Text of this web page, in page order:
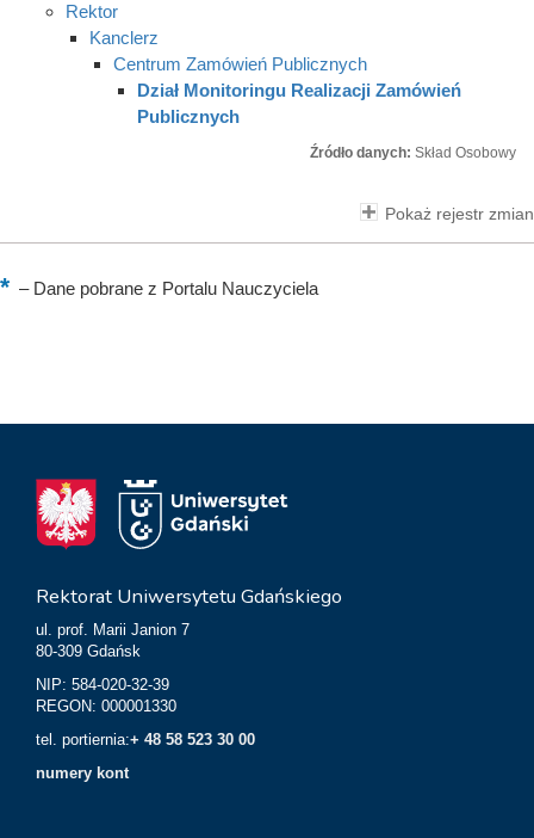
Rektor
Kanclerz
Centrum Zamówień Publicznych
Dział Monitoringu Realizacji Zamówień
Publicznych
Źródło danych: Skład Osobowy
Pokaż rejestr zmian
–Dane pobrane z Portalu Nauczyciela
Rektorat Uniwersytetu Gdańskiego
ul. prof. Marii Janion 7
80-309 Gdańsk
NIP: 584-020-32-39
REGON: 000001330
tel. portiernia:+ 48 58 523 30 00
numery kont